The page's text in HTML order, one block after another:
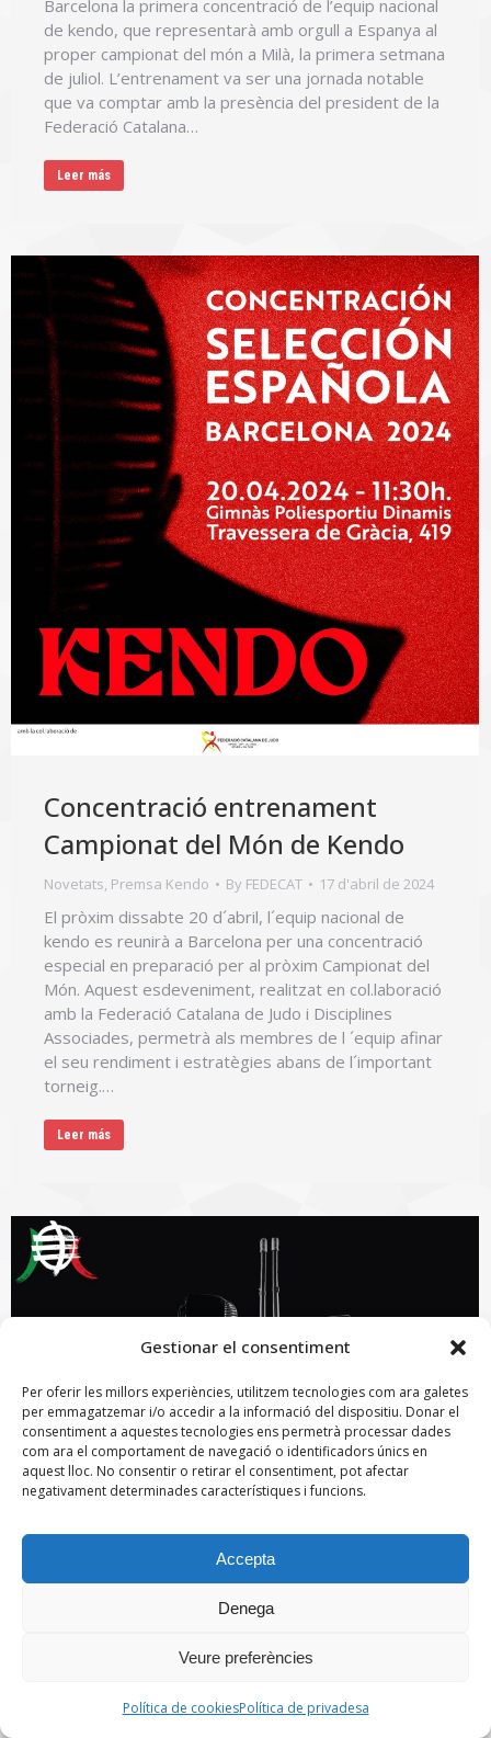
Gestionar el consentiment
Per oferir les millors experiències, utilitzem tecnologies com ara galetes
per emmagatzemar i/o accedir a la informació del dispositiu. Donar el
consentiment a aquestes tecnologies ens permetrà processar dades
com ara el comportament de navegació o identificadors únics en
aquest lloc. No consentir o retirar el consentiment, pot afectar
negativament determinades característiques i funcions.
Accepta
Denega
Veure preferències
Política de cookiesPolítica de privadesa
Barcelona la primera concentració de l’equip nacional
de kendo, que representarà amb orgull a Espanya al
proper campionat del món a Milà, la primera setmana
de juliol. L’entrenament va ser una jornada notable
que va comptar amb la presència del president de la
Federació Catalana…
Leer más
Concentració entrenament
Campionat del Món de Kendo
Novetats, Premsa Kendo By FEDECAT 17 d'abril de 2024
El pròxim dissabte 20 d´abril, l´equip nacional de
kendo es reunirà a Barcelona per una concentració
especial en preparació per al pròxim Campionat del
Món. Aquest esdeveniment, realitzat en col.laboració
amb la Federació Catalana de Judo i Disciplines
Associades, permetrà als membres de l ´equip afinar
el seu rendiment i estratègies abans de l´important
torneig.…
Leer más
4 catalans al Campionat Mundial